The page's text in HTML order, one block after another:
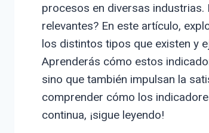
procesos en diversas
relevantes? En este artículo,
los distintos tipos que existen y
Aprenderás cómo estos
sino que también impulsan la
comprender cómo los
continua, ¡sigue leyendo!